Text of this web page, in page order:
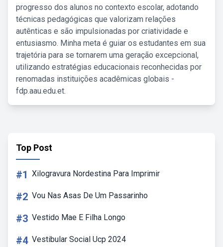
progresso dos alunos no contexto escolar, adotando
técnicas pedagógicas que valorizam relações
autênticas e são impulsionadas por criatividade e
entusiasmo. Minha meta é guiar os estudantes em sua
trajetória para se tornarem uma geração excepcional,
utilizando estratégias educacionais reconhecidas por
renomadas instituições acadêmicas globais -
fdp.aau.edu.et.
Top Post
#1 Xilogravura Nordestina Para Imprimir
#2 Vou Nas Asas De Um Passarinho
#3 Vestido Mae E Filha Longo
#4 Vestibular Social Ucp 2024